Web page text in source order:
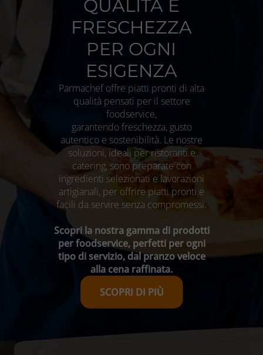
QUALITÀ E
FRESCHEZZA
PER OGNI
ESIGENZA
Parmachef offre piatti pronti di alta
qualità pensati per il settore
foodservice,
garantendo freschezza, gusto
autentico e sostenibilità. Le nostre
soluzioni, ideali per ristoranti e
catering, sono preparate con
ingredienti selezionati e lavorazioni
artigianali, per offrire piatti pronti e
facili da servire senza compromessi.
Scopri la nostra gamma di prodotti
per foodservice, perfetti per ogni
tipo di servizio, dal pranzo veloce
alla cena raffinata.
SCOPRI DI PIÙ